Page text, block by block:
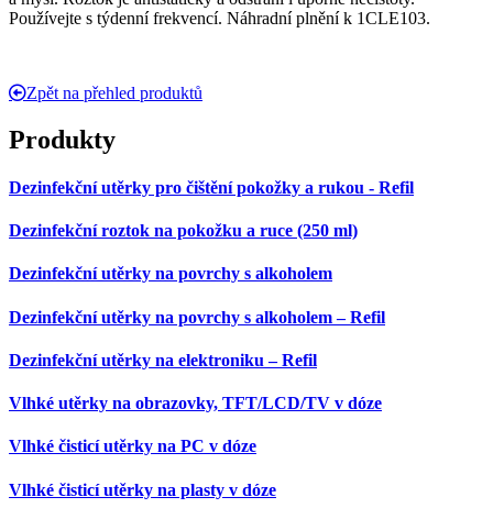
Používejte s týdenní frekvencí. Náhradní plnění k 1CLE103.
Zpět na přehled produktů
Produkty
Dezinfekční utěrky pro čištění pokožky a rukou - Refil
Dezinfekční roztok na pokožku a ruce (250 ml)
Dezinfekční utěrky na povrchy s alkoholem
Dezinfekční utěrky na povrchy s alkoholem – Refil
Dezinfekční utěrky na elektroniku – Refil
Vlhké utěrky na obrazovky, TFT/LCD/TV v dóze
Vlhké čisticí utěrky na PC v dóze
Vlhké čisticí utěrky na plasty v dóze